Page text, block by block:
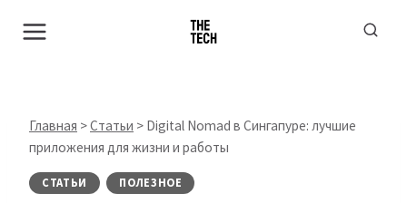
Главная >Статьи > Digital Nomad в Сингапуре: лучшие
приложения для жизни и работы
СТАТЬИ ПОЛЕЗНОЕ